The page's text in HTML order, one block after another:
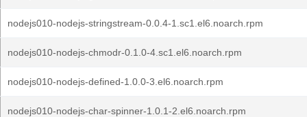
nodejs010-nodejs-stringstream-0.0.4-1.sc1.el6.noarch.rpm
nodejs010-nodejs-chmodr-0.1.0-4.sc1.el6.noarch.rpm
nodejs010-nodejs-defined-1.0.0-3.el6.noarch.rpm
nodejs010-nodejs-char-spinner-1.0.1-2.el6.noarch.rpm